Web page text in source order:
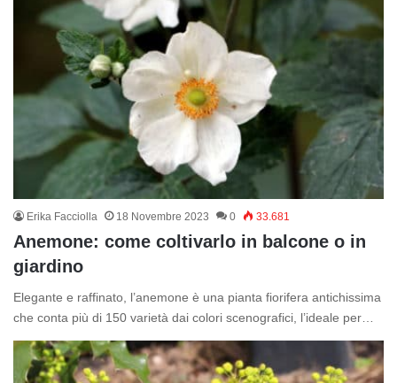
Erika Facciolla 18 Novembre 2023 0 33.681
Anemone: come coltivarlo in balcone o in
giardino
Elegante e raffinato, l’anemone è una pianta fiorifera antichissima
che conta più di 150 varietà dai colori scenografici, l’ideale per…